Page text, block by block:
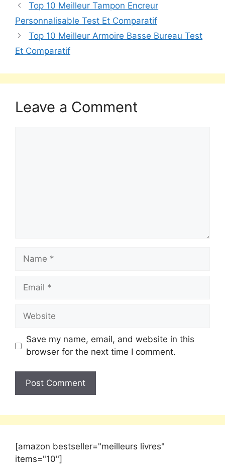
Top 10 Meilleur Tampon Encreur
Personnalisable Test Et Comparatif
Top 10 Meilleur Armoire Basse Bureau Test
Et Comparatif
Leave a Comment
Save my name, email, and website in this
browser for the next time I comment.
[amazon bestseller="meilleurs livres"
items="10"]